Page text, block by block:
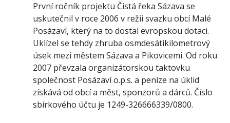
První ročník projektu Čistá řeka Sázava se
uskutečnil v roce 2006 v režii svazku obcí Malé
Posázaví, který na to dostal evropskou dotaci.
Uklízel se tehdy zhruba osmdesátikilometrový
úsek mezi městem Sázava a Pikovicemi. Od roku
2007 převzala organizátorskou taktovku
společnost Posázaví o.p.s. a peníze na úklid
získává od obcí a měst, sponzorů a dárců. Číslo
sbírkového účtu je 1249-326666339/0800.